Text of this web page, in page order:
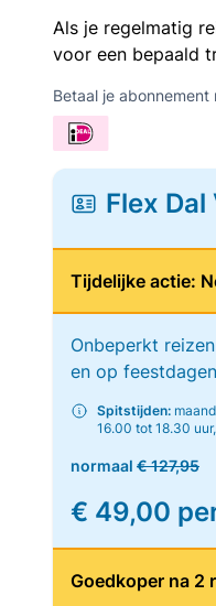
Als je regelmatig
voor een bepaald
Betaal je abonnement
Flex Dal
Tijdelijke actie:
Onbeperkt
en op feestdagen
Spitstijden:
16.00 tot 18.30
normaal € 127,95
€ 49,00
Goedkoper na 2